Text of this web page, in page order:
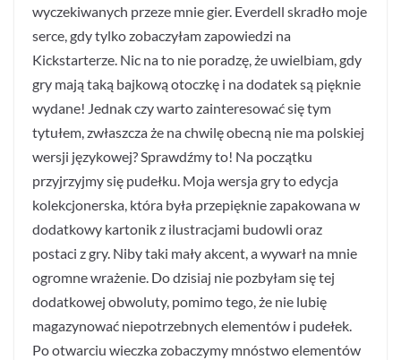
wyczekiwanych przeze mnie gier. Everdell skradło moje
serce, gdy tylko zobaczyłam zapowiedzi na
Kickstarterze. Nic na to nie poradzę, że uwielbiam, gdy
gry mają taką bajkową otoczkę i na dodatek są pięknie
wydane! Jednak czy warto zainteresować się tym
tytułem, zwłaszcza że na chwilę obecną nie ma polskiej
wersji językowej? Sprawdźmy to! Na początku
przyjrzyjmy się pudełku. Moja wersja gry to edycja
kolekcjonerska, która była przepięknie zapakowana w
dodatkowy kartonik z ilustracjami budowli oraz
postaci z gry. Niby taki mały akcent, a wywarł na mnie
ogromne wrażenie. Do dzisiaj nie pozbyłam się tej
dodatkowej obwoluty, pomimo tego, że nie lubię
magazynować niepotrzebnych elementów i pudełek.
Po otwarciu wieczka zobaczymy mnóstwo elementów